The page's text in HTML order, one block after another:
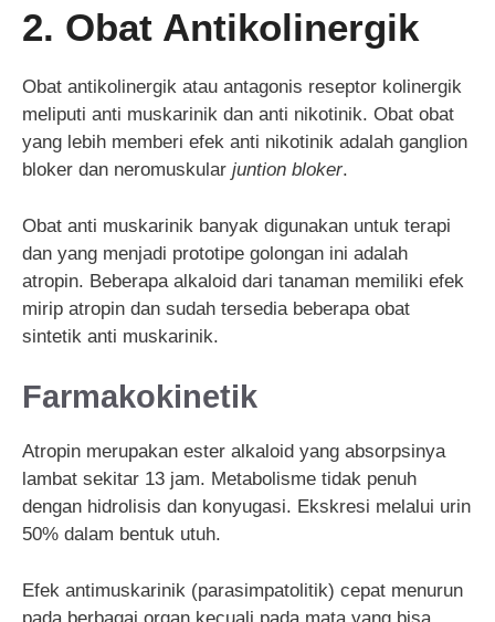
2. Obat Antikolinergik
Obat antikolinergik atau antagonis reseptor kolinergik
meliputi anti muskarinik dan anti nikotinik. Obat obat
yang lebih memberi efek anti nikotinik adalah ganglion
bloker dan neromuskular juntion bloker.
Obat anti muskarinik banyak digunakan untuk terapi
dan yang menjadi prototipe golongan ini adalah
atropin. Beberapa alkaloid dari tanaman memiliki efek
mirip atropin dan sudah tersedia beberapa obat
sintetik anti muskarinik.
Farmakokinetik
Atropin merupakan ester alkaloid yang absorpsinya
lambat sekitar 13 jam. Metabolisme tidak penuh
dengan hidrolisis dan konyugasi. Ekskresi melalui urin
50% dalam bentuk utuh.
Efek antimuskarinik (parasimpatolitik) cepat menurun